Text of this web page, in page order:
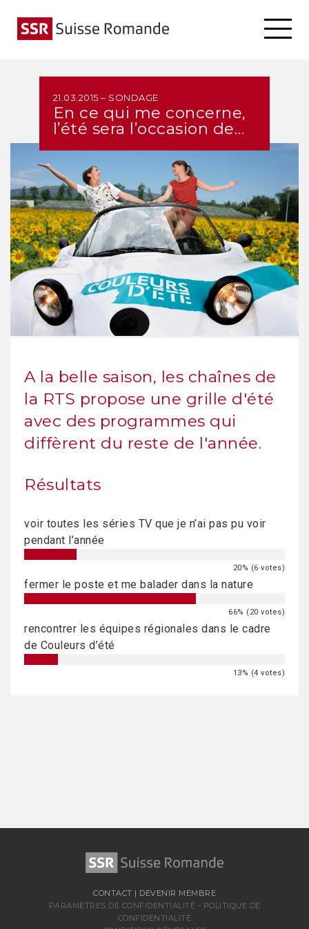
21.03.2015 – SONDAGE
En ce qui me concerne,
l’été sera l’occasion de…
A la belle saison, les chaînes de
la RTS propose une grille d'été
avec des programmes qui
diffèrent du reste de l'année.
Résultats
voir toutes les séries TV que je n’ai pas pu voir
pendant l’année
20% (6 votes)
fermer le poste et me balader dans la nature
66% (20 votes)
rencontrer les équipes régionales dans le cadre
de Couleurs d’été
13% (4 votes)
CONTACT | DEVENIR MEMBRE
PARAMÈTRES DE CONFIDENTIALITÉ - POLITIQUE DE
CONFIDENTIALITÉ